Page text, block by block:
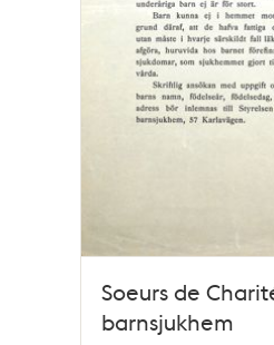
Soeurs de
barnsjukhem